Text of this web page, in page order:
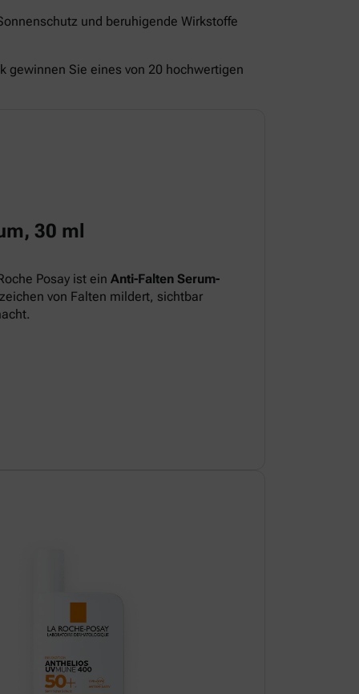
und beruhigende Wirkstoffe
gewinnen Sie eines von 20 hochwertigen
30 ml
Posay ist ein Anti-Falten Serum-
von Falten mildert, sichtbar